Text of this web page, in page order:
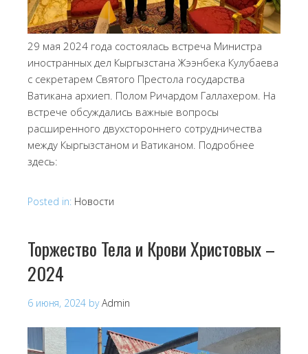
29 мая 2024 года состоялась встреча Министра
иностранных дел Кыргызстана Жээнбека Кулубаева
с секретарем Святого Престола государства
Ватикана архиеп. Полом Ричардом Галлахером. На
встрече обсуждались важные вопросы
расширенного двухстороннего сотрудничества
между Кыргызстаном и Ватиканом. Подробнее
здесь:
Posted in: Новости
Торжество Тела и Крови Христовых –
2024
6 июня, 2024 byAdmin